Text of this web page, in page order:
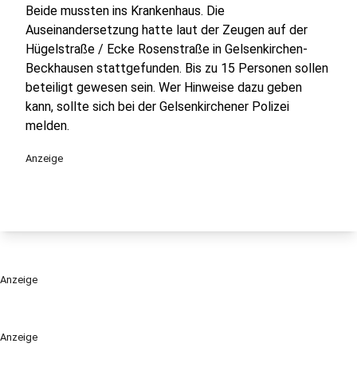
Anzeige
Beide mussten ins Krankenhaus. Die
Auseinandersetzung hatte laut der Zeugen auf der
Hügelstraße / Ecke Rosenstraße in Gelsenkirchen-
Beckhausen stattgefunden. Bis zu 15 Personen sollen
beteiligt gewesen sein. Wer Hinweise dazu geben
kann, sollte sich bei der Gelsenkirchener Polizei
melden.
Anzeige
Anzeige